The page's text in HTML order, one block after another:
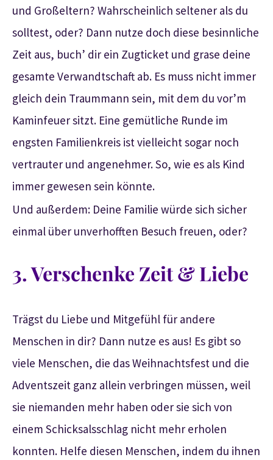
und Großeltern? Wahrscheinlich seltener als du
solltest, oder? Dann nutze doch diese besinnliche
Zeit aus, buch’ dir ein Zugticket und grase deine
gesamte Verwandtschaft ab. Es muss nicht immer
gleich dein Traummann sein, mit dem du vor’m
Kaminfeuer sitzt. Eine gemütliche Runde im
engsten Familienkreis ist vielleicht sogar noch
vertrauter und angenehmer. So, wie es als Kind
immer gewesen sein könnte.
Und außerdem: Deine Familie würde sich sicher
einmal über unverhofften Besuch freuen, oder?
3. Verschenke Zeit & Liebe
Trägst du Liebe und Mitgefühl für andere
Menschen in dir? Dann nutze es aus! Es gibt so
viele Menschen, die das Weihnachtsfest und die
Adventszeit ganz allein verbringen müssen, weil
sie niemanden mehr haben oder sie sich von
einem Schicksalsschlag nicht mehr erholen
konnten. Helfe diesen Menschen, indem du ihnen